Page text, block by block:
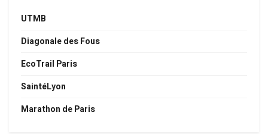
UTMB
Diagonale des Fous
EcoTrail Paris
SaintéLyon
Marathon de Paris